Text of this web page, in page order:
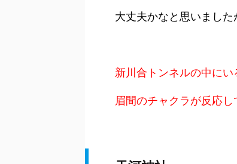
大丈夫かなと思いまし
新川合トンネルの中にい
眉間のチャクラが反応し